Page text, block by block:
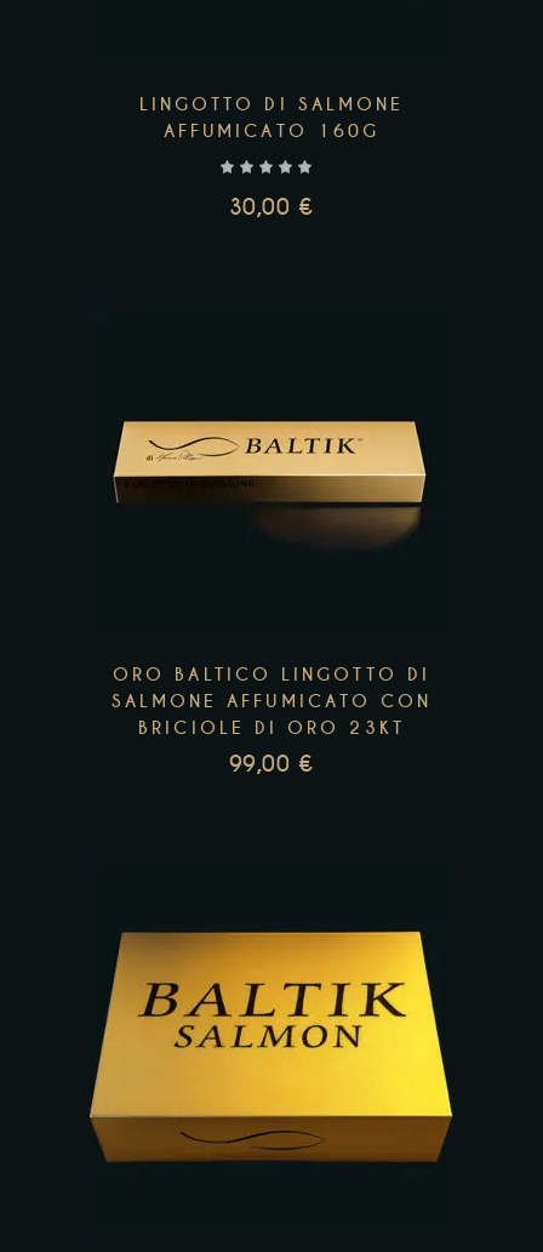
LINGOTTO DI SALMONE
AFFUMICATO 160G
30,00 €
ORO BALTICO LINGOTTO DI
SALMONE AFFUMICATO CON
BRICIOLE DI ORO 23KT
99,00 €